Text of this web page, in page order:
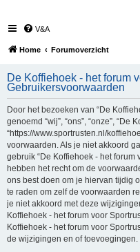
V&A
Home Forumoverzicht
De Koffiehoek - het forum
Gebruikersvoorwaarden
Door het bezoeken van “De
genoemd “wij”, “ons”, “onze”,
“https://www.sportrusten.nl/
voorwaarden. Als je niet akkoord
gebruik “De Koffiehoek - het forum
hebben het recht om de
ons best doen om je hiervan tijdig
te raden om zelf de voorwaarden
je niet akkoord met deze
Koffiehoek - het forum voor
Koffiehoek - het forum voor
de wijzigingen en of toevoegingen.